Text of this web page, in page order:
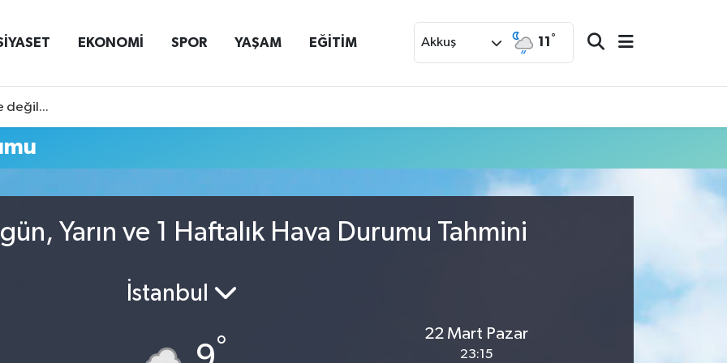
EKONOMİ SPOR YAŞAM EĞİTİM Akkuş 11 °
değil...
Yarın ve 1 Haftalık Hava Durumu Tahmini
İstanbul
°
22 Mart Pazar
23:15